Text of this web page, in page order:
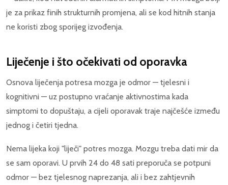
je za prikaz finih strukturnih promjena, ali se kod hitnih stanja
ne koristi zbog sporijeg izvođenja.
Liječenje i što očekivati od oporavka
Osnova liječenja potresa mozga je odmor — tjelesni i
kognitivni — uz postupno vraćanje aktivnostima kada
simptomi to dopuštaju, a cijeli oporavak traje najčešće između
jednog i četiri tjedna.
Nema lijeka koji "liječi" potres mozga. Mozgu treba dati mir da
se sam oporavi. U prvih 24 do 48 sati preporuča se potpuni
odmor — bez tjelesnog naprezanja, ali i bez zahtjevnih